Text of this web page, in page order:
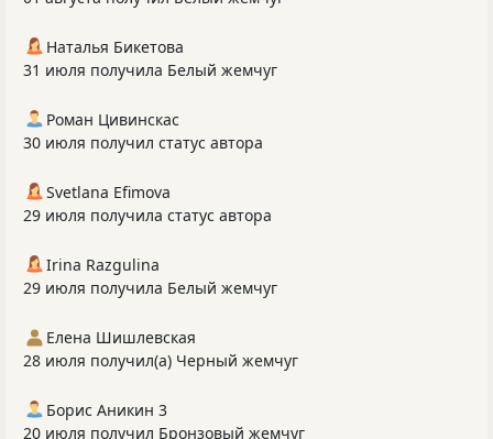
Наталья Бикетова
31 июля получила Белый жемчуг
Роман Цивинскас
30 июля получил статус автора
Svetlana Efimova
29 июля получила статус автора
Irina Razgulina
29 июля получила Белый жемчуг
Елена Шишлевская
28 июля получил(а) Черный жемчуг
Борис Аникин 3
20 июля получил Бронзовый жемчуг